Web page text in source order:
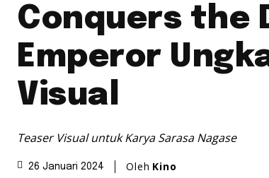
Conquers the
Emperor
Visual
Teaser Visual untuk Karya Sarasa Nagase
26 Januari 2024 Oleh Kino